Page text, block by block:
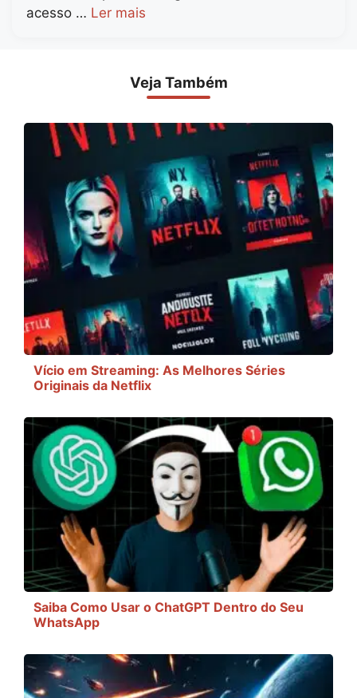
acesso … Ler mais
Veja Também
Vício em Streaming: As Melhores Séries
Originais da Netflix
Saiba Como Usar o ChatGPT Dentro do Seu
WhatsApp